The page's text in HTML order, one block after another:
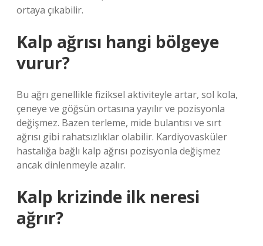
ortaya çıkabilir.
Kalp ağrısı hangi bölgeye
vurur?
Bu ağrı genellikle fiziksel aktiviteyle artar, sol kola,
çeneye ve göğsün ortasına yayılır ve pozisyonla
değişmez. Bazen terleme, mide bulantısı ve sırt
ağrısı gibi rahatsızlıklar olabilir. Kardiyovasküler
hastalığa bağlı kalp ağrısı pozisyonla değişmez
ancak dinlenmeyle azalır.
Kalp krizinde ilk neresi
ağrır?